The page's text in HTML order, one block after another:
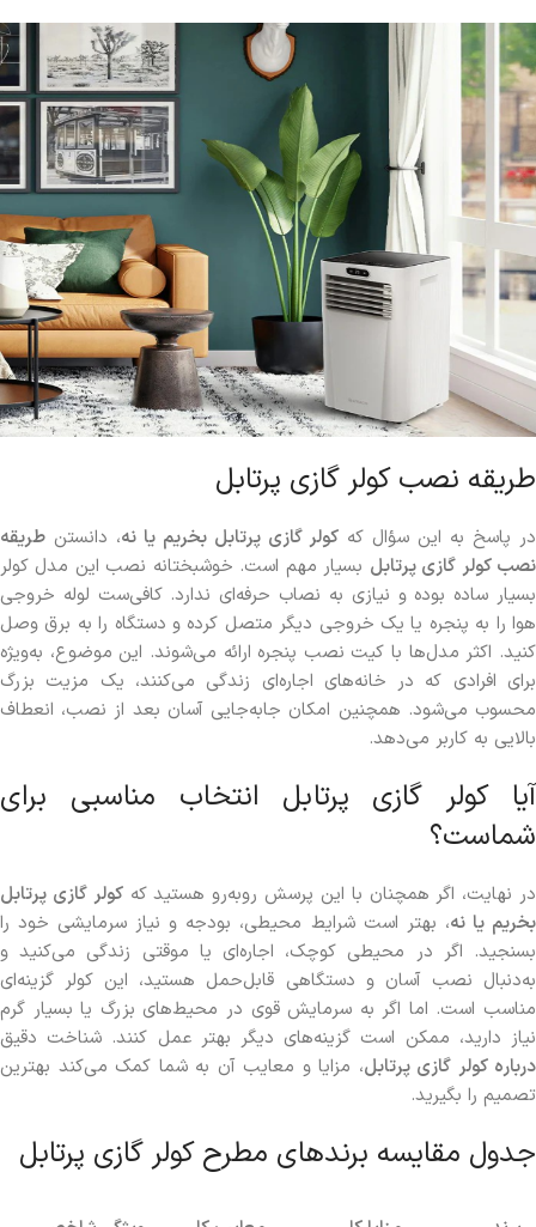
طریقه نصب کولر گازی پرتابل
در پاسخ به این سؤال که کولر گازی پرتابل بخریم یا نه، دانستن طریقه
نصب کولر گازی پرتابل بسیار مهم است. خوشبختانه نصب این مدل کولر
بسیار ساده بوده و نیازی به نصاب حرفه‌ای ندارد. کافی‌ست لوله خروجی
هوا را به پنجره یا یک خروجی دیگر متصل کرده و دستگاه را به برق وصل
کنید. اکثر مدل‌ها با کیت نصب پنجره ارائه می‌شوند. این موضوع، به‌ویژه
برای افرادی که در خانه‌های اجاره‌ای زندگی می‌کنند، یک مزیت بزرگ
محسوب می‌شود. همچنین امکان جابه‌جایی آسان بعد از نصب، انعطاف
بالایی به کاربر می‌دهد.
آیا کولر گازی پرتابل انتخاب مناسبی برای
شماست؟
در نهایت، اگر همچنان با این پرسش روبه‌رو هستید کهکولر گازی پرتابل
بخریم یا نه، بهتر است شرایط محیطی، بودجه و نیاز سرمایشی خود را
بسنجید. اگر در محیطی کوچک، اجاره‌ای یا موقتی زندگی می‌کنید و
به‌دنبال نصب آسان و دستگاهی قابل‌حمل هستید، این کولر گزینه‌ای
مناسب است. اما اگر به سرمایش قوی در محیط‌های بزرگ یا بسیار گرم
نیاز دارید، ممکن است گزینه‌های دیگر بهتر عمل کنند. شناخت دقیق
درباره کولر گازی پرتابل، مزایا و معایب آن به شما کمک می‌کند بهترین
تصمیم را بگیرید.
جدول مقایسه برندهای مطرح کولر گازی پرتابل